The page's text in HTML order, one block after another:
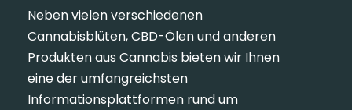
Neben vielen verschiedenen
Cannabisblüten, CBD-Ölen und anderen
Produkten aus Cannabis bieten wir Ihnen
eine der umfangreichsten
Informationsplattformen rund um